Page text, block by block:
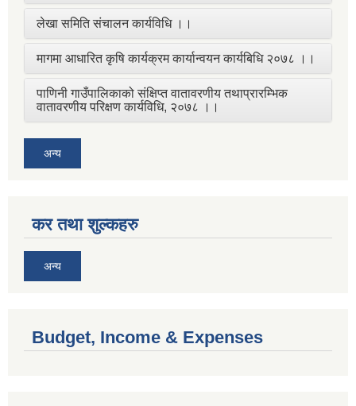
लेखा समिति संचालन कार्यविधि ।।
मागमा आधारित कृषि कार्यक्रम कार्यान्वयन कार्यबिधि २०७८ ।।
पाणिनी गाउँपालिकाको संक्षिप्त वातावरणीय तथाप्रारम्भिक
वातावरणीय परिक्षण कार्यविधि, २०७८ ।।
अन्य
कर तथा शुल्कहरु
अन्य
Budget, Income & Expenses